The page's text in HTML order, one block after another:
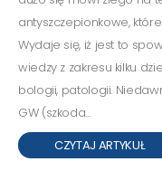
antyszczepionkowe,
Wydaje się, iż jest to
wiedzy z zakresu kilku
bologii, patologii.
GW (szkoda...
CZYTAJ ARTYKUŁ